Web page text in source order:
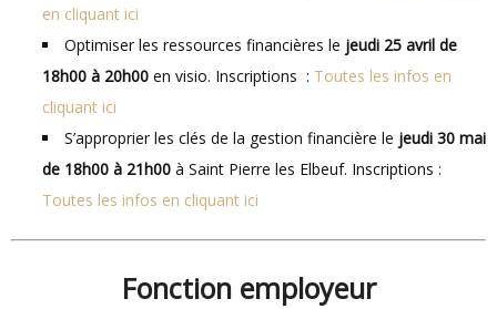
en cliquant ici
Optimiser les ressources financières le jeudi 25 avril de
18h00 à 20h00 en visio. Inscriptions : Toutes les infos en
cliquant ici
S’approprier les clés de la gestion financière le jeudi 30 mai
de 18h00 à 21h00 à Saint Pierre les Elbeuf. Inscriptions :
Toutes les infos en cliquant ici
Fonction employeur